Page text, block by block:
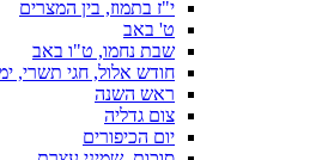
י"ז בתמוז, בין המצרים
ט' באב
שבת נחמו, ט"ו באב
חודש אלול, חגי תשרי,
ראש השנה
צום גדליה
יום הכיפורים